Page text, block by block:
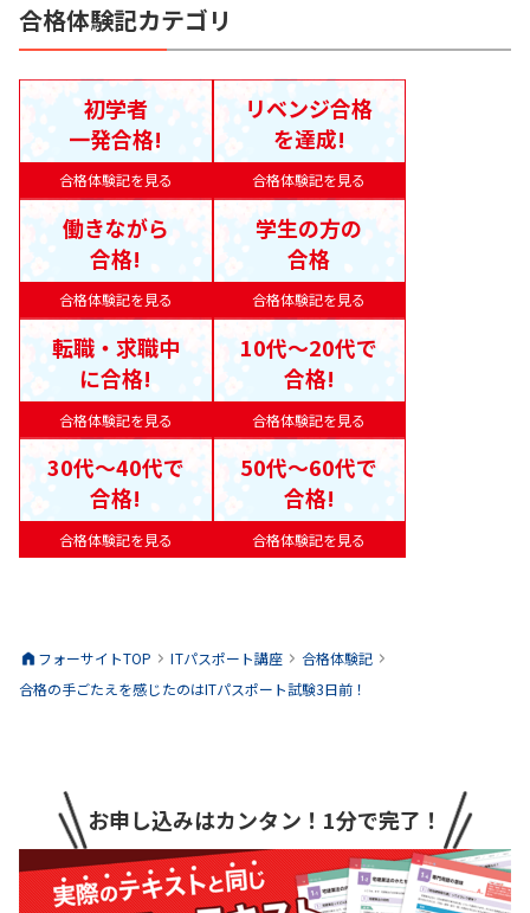
合格体験記カテゴリ
合格体験記を見る
初学者
一発合格!
合格体験記を見る
リベンジ合格
を達成!
合格体験記を見る
働きながら
合格!
合格体験記を見る
学生の方の
合格
合格体験記を見る
転職・求職中
に合格!
合格体験記を見る
10代〜20代で
合格!
合格体験記を見る
30代〜40代で
合格!
合格体験記を見る
50代〜60代で
合格!
フォーサイトTOP ITパスポート講座
合格体験記
合格の手ごたえを感じたのはITパスポート試験3日前！
お申し込みはカンタン！1分で完了！